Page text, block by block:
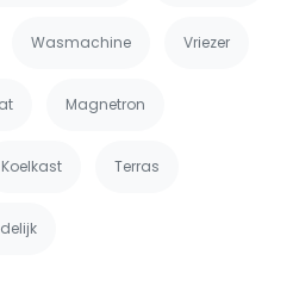
Wasmachine Vriezer
Magnetron
Koelkast Terras